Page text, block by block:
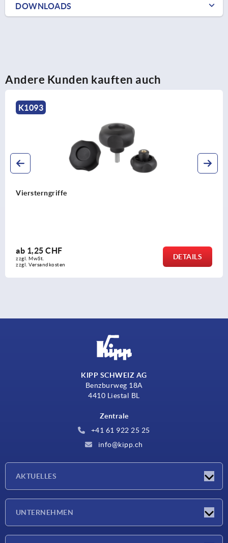
DOWNLOADS
Andere Kunden kauften auch
K1093
Viersterngriffe
ab 1,25 CHF
zzgl. MwSt.
zzgl. Versandkosten
DETAILS
KIPP SCHWEIZ AG
Benzburweg 18A
4410 Liestal BL
Zentrale
+41 61 922 25 25
info@kipp.ch
AKTUELLES
UNTERNEHMEN